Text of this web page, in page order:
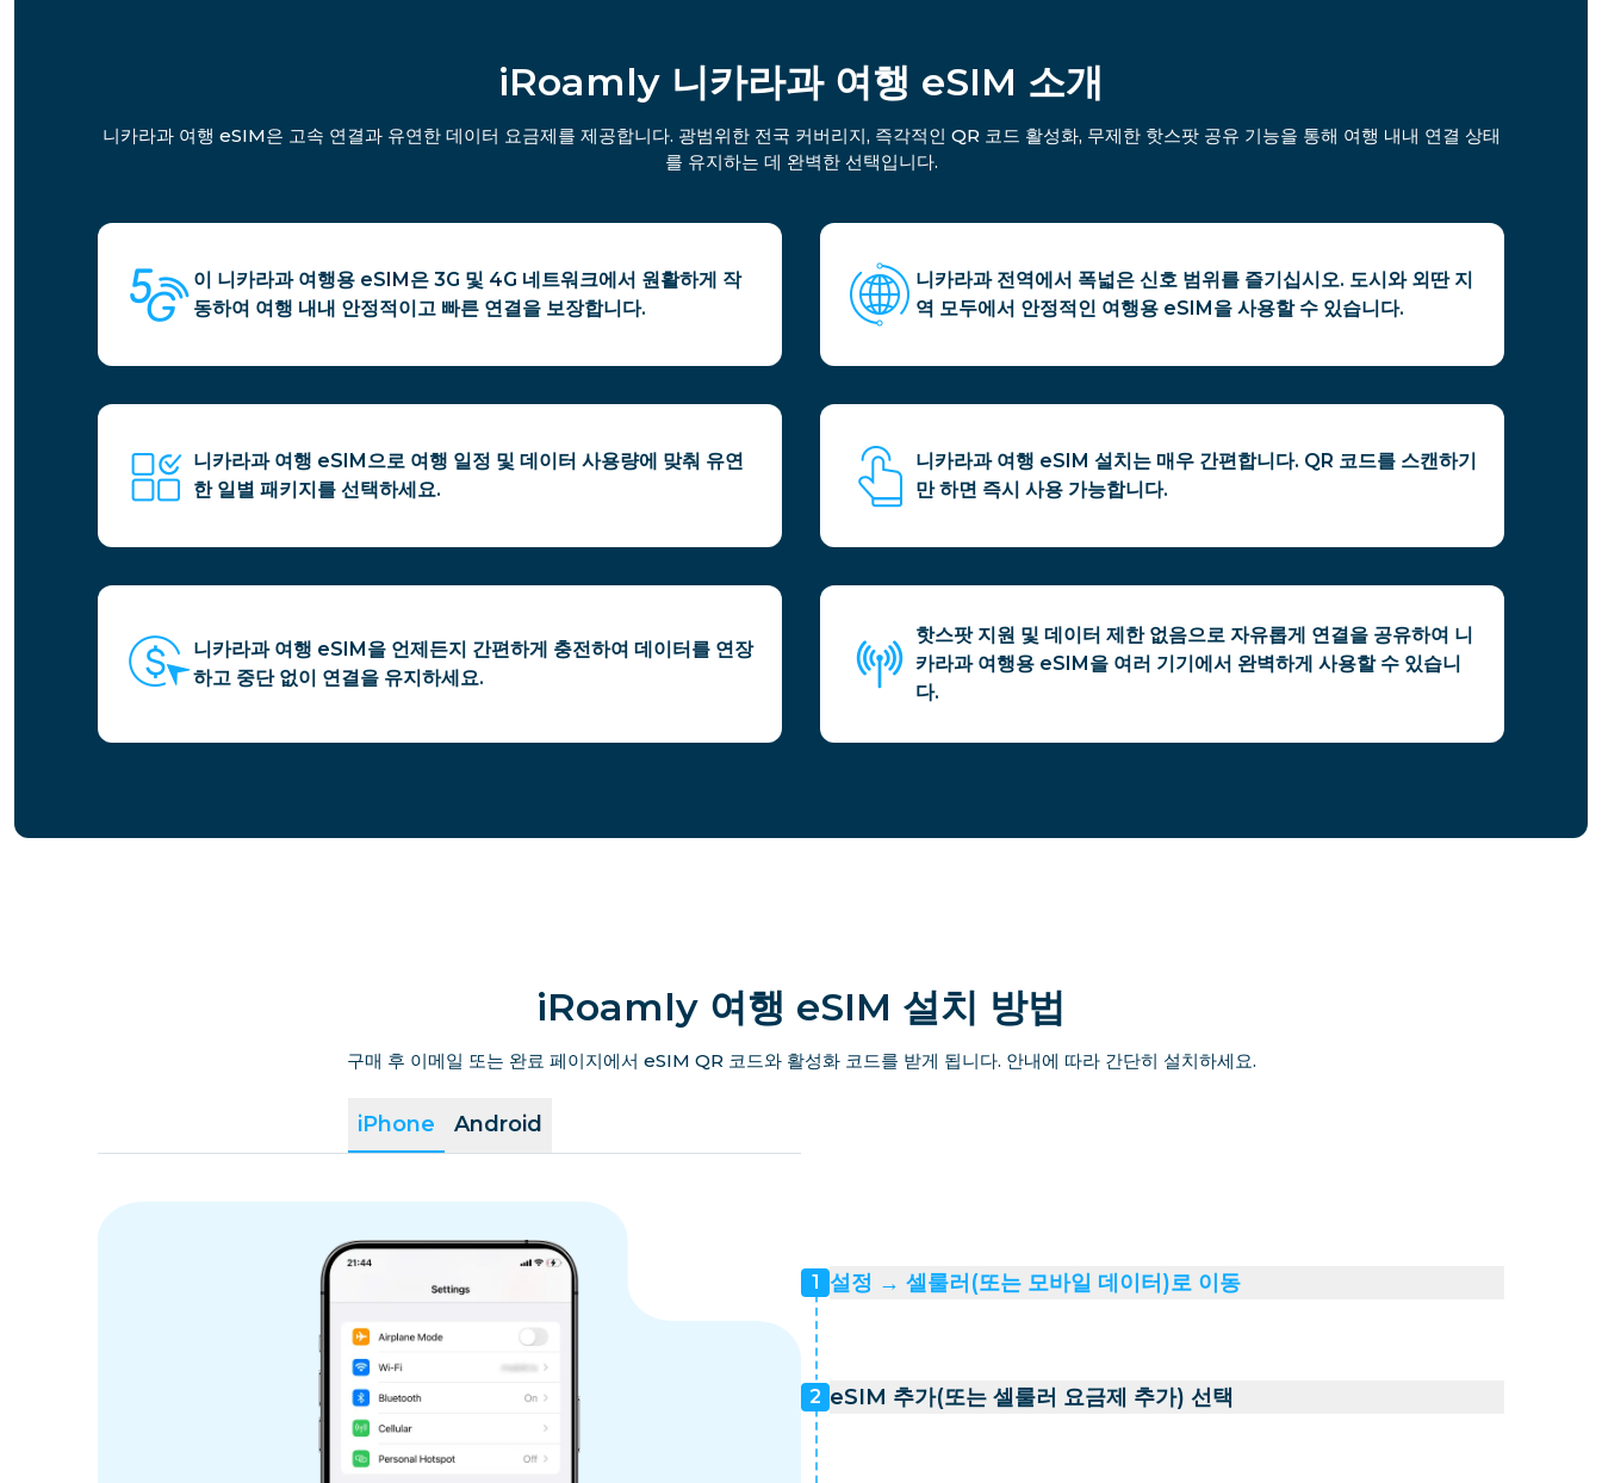
iRoamly 니카라과 여행 eSIM 소개
니카라과 여행 eSIM은 고속 연결과 유연한 데이터 요금제를 제공합니다. 광범위한 전국 커버리지, 즉각적인 QR 코드 활성화, 무제한 핫스팟 공유 기능을 통해 여행 내내 연결 상태
를 유지하는 데 완벽한 선택입니다.
이 니카라과 여행용 eSIM은 3G 및 4G 네트워크에서 원활하게 작
동하여 여행 내내 안정적이고 빠른 연결을 보장합니다.
니카라과 전역에서 폭넓은 신호 범위를 즐기십시오. 도시와 외딴 지
역 모두에서 안정적인 여행용 eSIM을 사용할 수 있습니다.
니카라과 여행 eSIM으로 여행 일정 및 데이터 사용량에 맞춰 유연
한 일별 패키지를 선택하세요.
니카라과 여행 eSIM 설치는 매우 간편합니다. QR 코드를 스캔하기
만 하면 즉시 사용 가능합니다.
니카라과 여행 eSIM을 언제든지 간편하게 충전하여 데이터를 연장
하고 중단 없이 연결을 유지하세요.
핫스팟 지원 및 데이터 제한 없음으로 자유롭게 연결을 공유하여 니
카라과 여행용 eSIM을 여러 기기에서 완벽하게 사용할 수 있습니
다.
iRoamly 여행 eSIM 설치 방법
구매 후 이메일 또는 완료 페이지에서 eSIM QR 코드와 활성화 코드를 받게 됩니다. 안내에 따라 간단히 설치하세요.
iPhone Android
1 설정 → 셀룰러(또는 모바일 데이터)로 이동
2 eSIM 추가(또는 셀룰러 요금제 추가) 선택